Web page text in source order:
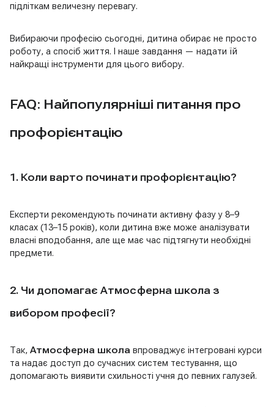
підліткам величезну перевагу.
Вибираючи професію сьогодні, дитина обирає не просто
роботу, а спосіб життя. І наше завдання — надати їй
найкращі інструменти для цього вибору.
FAQ: Найпопулярніші питання про
профорієнтацію
1. Коли варто починати профорієнтацію?
Експерти рекомендують починати активну фазу у 8–9
класах (13–15 років), коли дитина вже може аналізувати
власні вподобання, але ще має час підтягнути необхідні
предмети.
2. Чи допомагає Атмосферна школа з
вибором професії?
Так, Атмосферна школа впроваджує інтегровані курси
та надає доступ до сучасних систем тестування, що
допомагають виявити схильності учня до певних галузей.